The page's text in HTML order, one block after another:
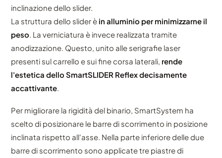
inclinazione dello slider.
La struttura dello slider è in alluminio per minimizzarne il
peso. La verniciatura è invece realizzata tramite
anodizzazione. Questo, unito alle serigrafie laser
presenti sul carrello e sui fine corsa laterali, rende
l'estetica dello SmartSLIDER Reflex decisamente
accattivante.
Per migliorare la rigidità del binario, SmartSystem ha
scelto di posizionare le barre di scorrimento in posizione
inclinata rispetto all'asse. Nella parte inferiore delle due
barre di scorrimento sono applicate tre piastre di